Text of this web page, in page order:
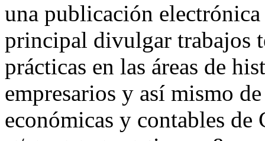
una publicación
principal divulgar trabajos
prácticas en las áreas de
empresarios y así mismo
económicas y contables